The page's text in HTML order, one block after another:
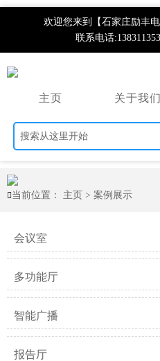
欢迎您来到【石家庄励丰
联系电话
主页 关于我们
当前位置： 主页 > 案例展示
会议室
多功能厅
智能广播
报告厅